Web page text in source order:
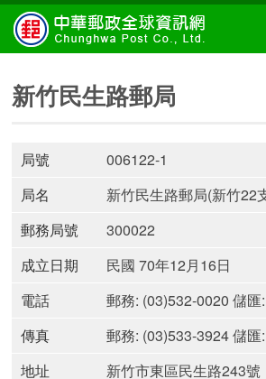
新竹民生路郵局
局號
006122-1
局名
新竹民生路郵局(新竹22
郵務局號
300022
成立日期
民國 70年12月16日
電話
郵務: (03)532-0020 儲
傳真
郵務: (03)533-3924 儲
地址
新竹市東區民生路243號